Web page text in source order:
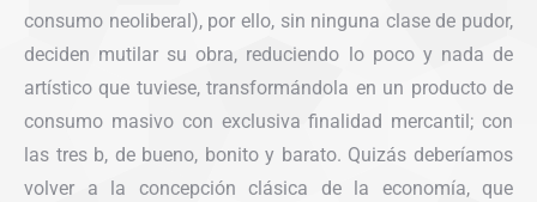
consumo neoliberal), por ello, sin ninguna clase de pudor,
deciden mutilar su obra, reduciendo lo poco y nada de
artístico que tuviese, transformándola en un producto de
consumo masivo con exclusiva finalidad mercantil; con
las tres b, de bueno, bonito y barato. Quizás deberíamos
volver a la concepción clásica de la economía, que